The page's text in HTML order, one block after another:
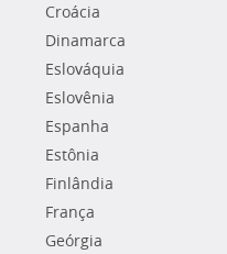
Croácia
Dinamarca
Eslováquia
Eslovênia
Espanha
Estônia
Finlândia
França
Geórgia